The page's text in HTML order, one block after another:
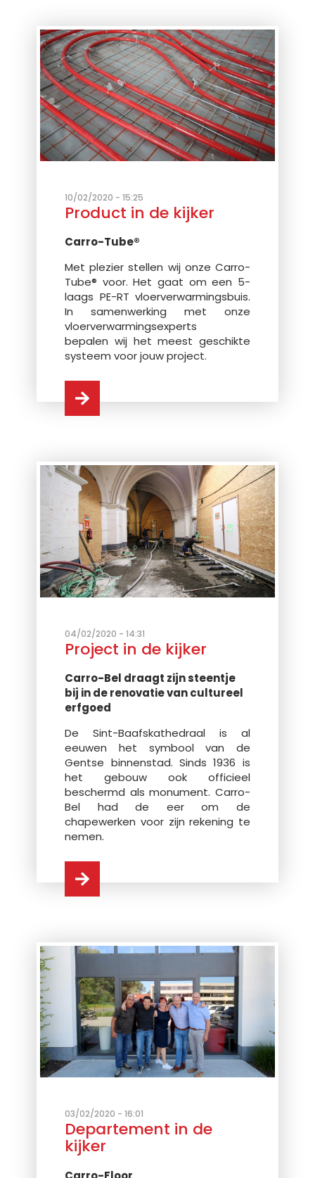
10/02/2020 - 15:25
Product in de kijker
Carro-Tube®
Met plezier stellen wij onze Carro-
Tube® voor. Het gaat om een 5-
laags PE-RT vloerverwarmingsbuis.
In samenwerking met onze
vloerverwarmingsexperts
bepalen wij het meest geschikte
systeem voor jouw project.
04/02/2020 - 14:31
Project in de kijker
Carro-Bel draagt zijn steentje
bij in de renovatie van cultureel
erfgoed
De Sint-Baafskathedraal is al
eeuwen het symbool van de
Gentse binnenstad. Sinds 1936 is
het gebouw ook officieel
beschermd als monument. Carro-
Bel had de eer om de
chapewerken voor zijn rekening te
nemen.
03/02/2020 - 16:01
Departement in de
kijker